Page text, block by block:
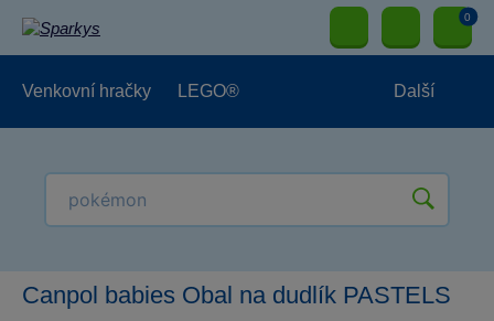
0
Venkovní hračky LEGO® Další
Canpol babies Obal na dudlík PASTELS